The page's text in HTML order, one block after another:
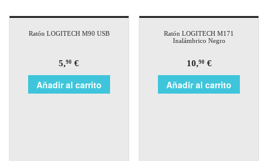
Ratón LOGITECH M90 USB
5,90 €
Añadir al carrito
Ratón LOGITECH M171
Inalámbrico Negro
10,90€
Añadir al carrito